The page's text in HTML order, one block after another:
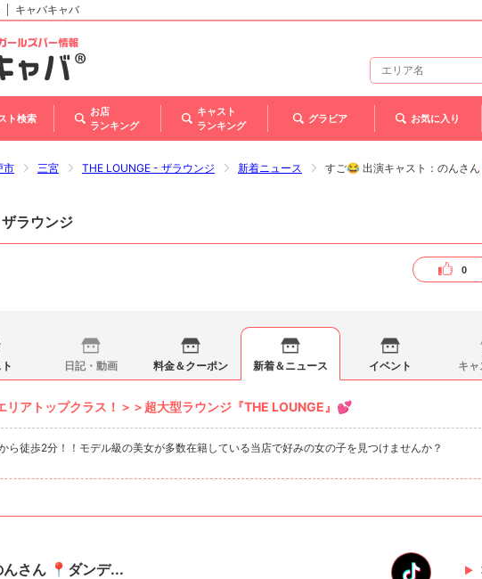
キャバキャバ
ト検索
お店
ランキング
キャスト
ランキング
グラビア お気に入り
市 三宮 THE LOUNGE - ザラウンジ 新着ニュース すご😂 出演キャスト：のんさ
ラウンジ
0
日記・動画 料金＆クーポン 新着＆ニュース イベント キャ
リアトップクラス！＞＞超大型ラウンジ『THE LOUNGE』💕
から徒歩2分！！モデル級の美女が多数在籍している当店で好みの女の子を見つけませんか？
さん 📍ダンデ...